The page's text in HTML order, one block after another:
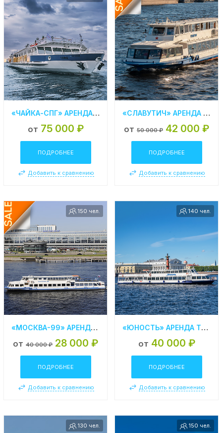
«ЧАЙКА-СПГ» АРЕНДА ТЕПЛОХОДА В СПБ НА СЖИЖЕННОМ ПРИРОДНОМ ГАЗУ
от 75 000 ₽
ПОДРОБНЕЕ
Добавить к сравнению
«СЛАВУТИЧ» АРЕНДА ТЕПЛОХОДА В СПБ
от 50 000 ₽ 42 000 ₽
ПОДРОБНЕЕ
Добавить к сравнению
150 чел.
«МОСКВА-99» АРЕНДА ТЕПЛОХОДА В СПБ
от 40 000 ₽ 28 000 ₽
ПОДРОБНЕЕ
Добавить к сравнению
140 чел.
«ЮНОСТЬ» АРЕНДА ТЕПЛОХОДА В СПБ
от 40 000 ₽
ПОДРОБНЕЕ
Добавить к сравнению
130 чел. 150 чел.